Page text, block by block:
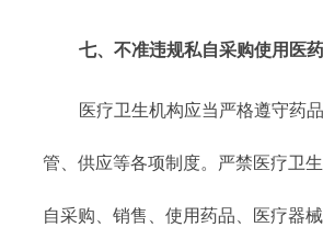
七、不准违规私自采购使用医
医疗卫生机构应当严格遵守药
管、供应等各项制度。严禁医疗卫
自采购、销售、使用药品、医疗器